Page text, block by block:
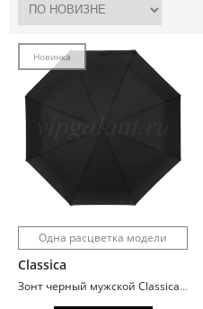
Новинка
Одна расцветка модели
Classica
Зонт черный мужской Classica 955A с прямой ручкой